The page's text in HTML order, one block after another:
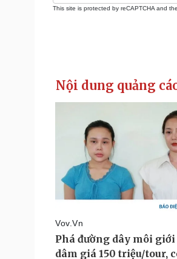
This site is protected by reCAPTCHA and